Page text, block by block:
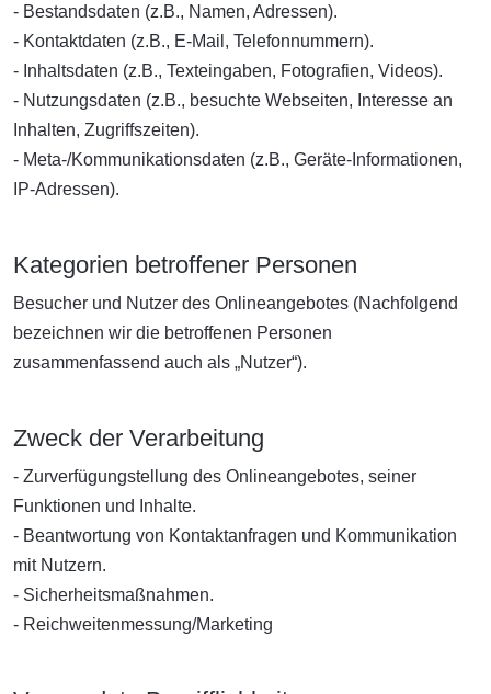
- Bestandsdaten (z.B., Namen, Adressen).
- Kontaktdaten (z.B., E-Mail, Telefonnummern).
- Inhaltsdaten (z.B., Texteingaben, Fotografien, Videos).
- Nutzungsdaten (z.B., besuchte Webseiten, Interesse an
Inhalten, Zugriffszeiten).
- Meta-/Kommunikationsdaten (z.B., Geräte-Informationen,
IP-Adressen).
Kategorien betroffener Personen
Besucher und Nutzer des Onlineangebotes (Nachfolgend
bezeichnen wir die betroffenen Personen
zusammenfassend auch als „Nutzer“).
Zweck der Verarbeitung
- Zurverfügungstellung des Onlineangebotes, seiner
Funktionen und Inhalte.
- Beantwortung von Kontaktanfragen und Kommunikation
mit Nutzern.
- Sicherheitsmaßnahmen.
- Reichweitenmessung/Marketing